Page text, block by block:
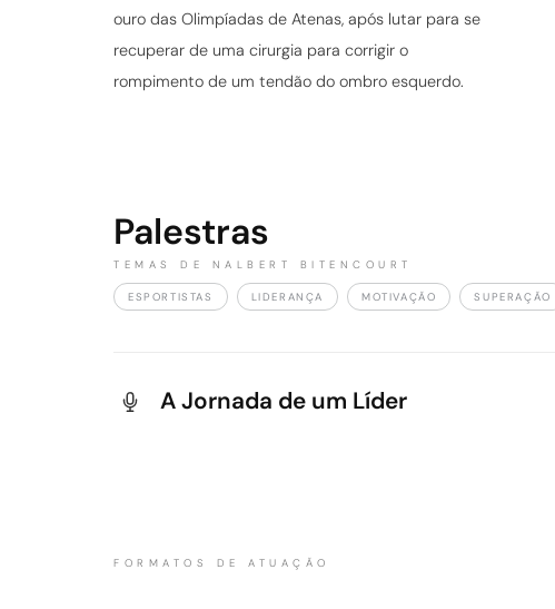
ouro das Olimpíadas de Atenas, após lutar para se
recuperar de uma cirurgia para corrigir o
rompimento de um tendão do ombro esquerdo.
Palestras
TEMAS DE NALBERT BITENCOURT
ESPORTISTAS LIDERANÇA MOTIVAÇÃO SUPERAÇÃO
A Jornada de um Líder
FORMATOS DE ATUAÇÃO